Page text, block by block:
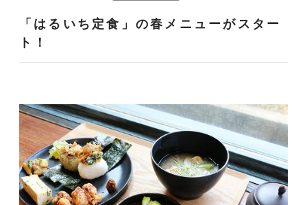
「はるいち定食」の春メニューがスター
ト！